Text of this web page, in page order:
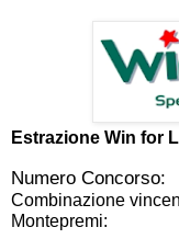
Estrazione Win for
Numero Concorso:
Combinazione
Montepremi: